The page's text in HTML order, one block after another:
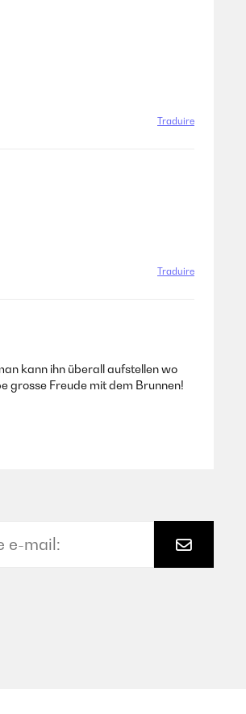
Traduire
Traduire
kann ihn überall aufstellen wo
grosse Freude mit dem Brunnen!
Nacht , wenn er auch den Tag